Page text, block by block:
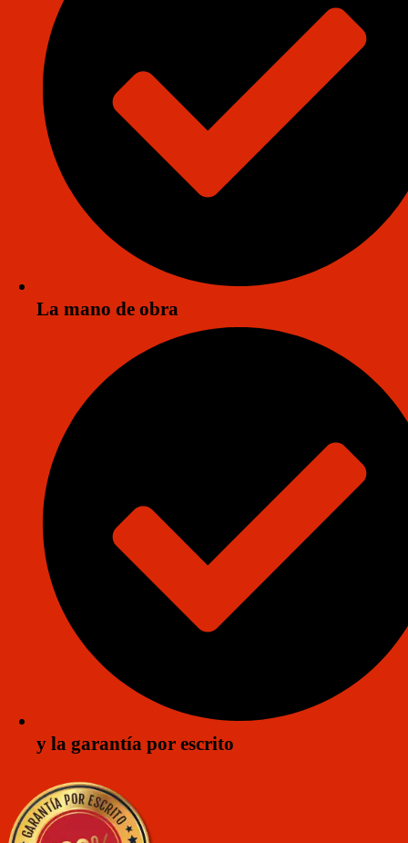
Impermeabilizantes para albercas en
Puerto Vallarta
En una ciudad costera como
, donde la humedad y
el calor son constantes, es esencial contar con
impermeabilizantes
de alta calidad que garanticen la durabilidad de la
Una alberca es una gran inversión para el disfrute de la familia, y
mantenerla libre de filtraciones es clave para garantizar su buen
funcionamiento y protección a largo plazo.
Grupo Impergama
, ofrecemos las mejores soluciones para
albercas, adaptadas a las condiciones específicas de Puerto Vallarta.
La mano de obra
y la garantía por escrito